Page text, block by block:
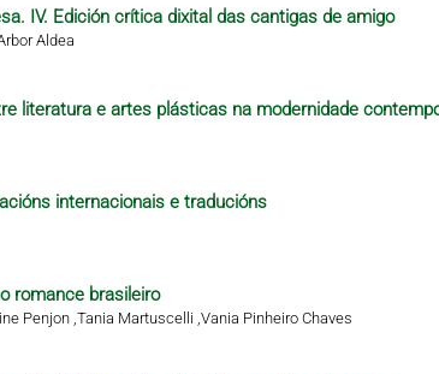
IV. Edición crítica dixital das cantigas de amigo
Aldea
literatura e artes plásticas na modernidade
internacionais e traducións
romance brasileiro
Penjon ,Tania Martuscelli ,Vania Pinheiro Chaves